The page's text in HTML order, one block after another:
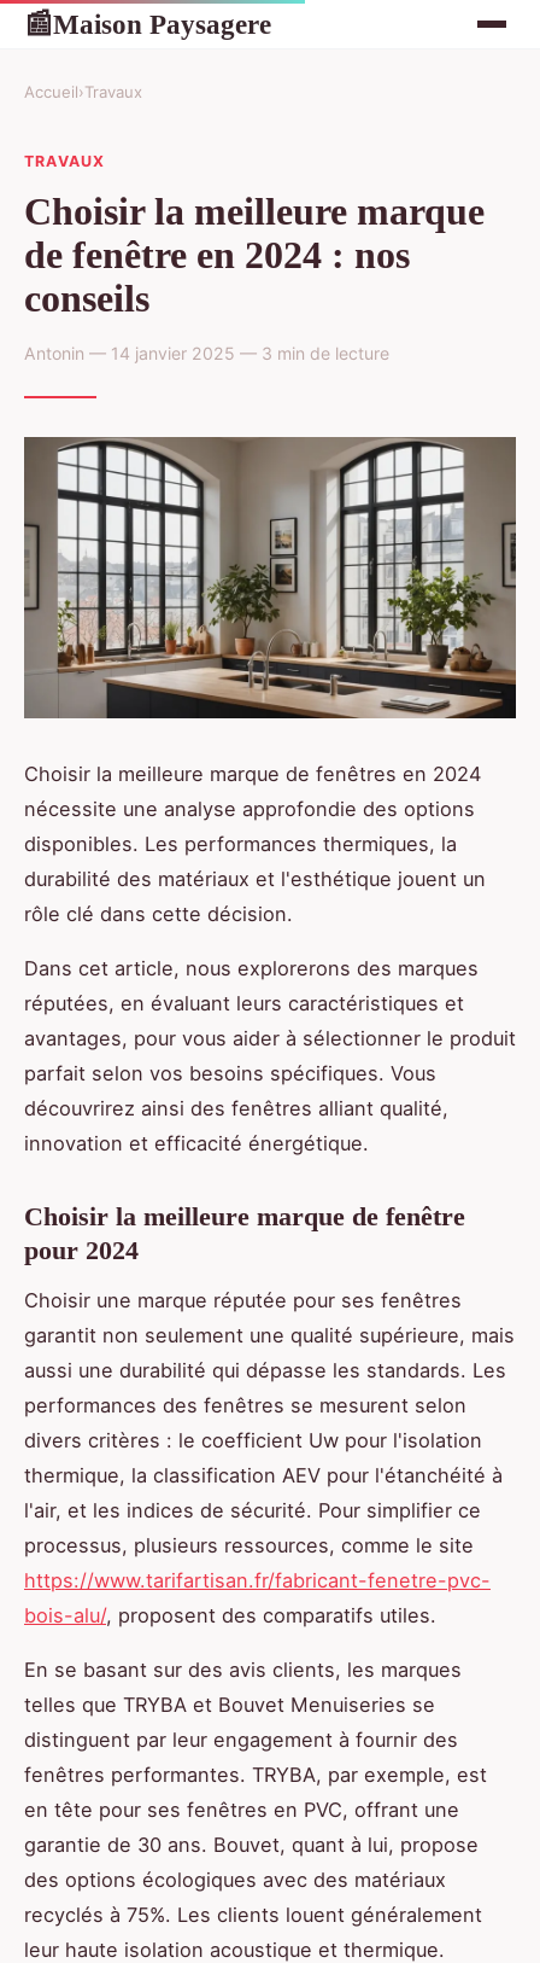
📰Maison Paysagere
Accueil›Travaux
TRAVAUX
Choisir la meilleure marque
de fenêtre en 2024 : nos
conseils
Antonin — 14 janvier 2025 — 3 min de lecture
Choisir la meilleure marque de fenêtres en 2024
nécessite une analyse approfondie des options
disponibles. Les performances thermiques, la
durabilité des matériaux et l'esthétique jouent un
rôle clé dans cette décision.
Dans cet article, nous explorerons des marques
réputées, en évaluant leurs caractéristiques et
avantages, pour vous aider à sélectionner le produit
parfait selon vos besoins spécifiques. Vous
découvrirez ainsi des fenêtres alliant qualité,
innovation et efficacité énergétique.
Choisir la meilleure marque de fenêtre
pour 2024
Choisir une marque réputée pour ses fenêtres
garantit non seulement une qualité supérieure, mais
aussi une durabilité qui dépasse les standards. Les
performances des fenêtres se mesurent selon
divers critères : le coefficient Uw pour l'isolation
thermique, la classification AEV pour l'étanchéité à
l'air, et les indices de sécurité. Pour simplifier ce
processus, plusieurs ressources, comme le site
https://www.tarifartisan.fr/fabricant-fenetre-pvc-
bois-alu/, proposent des comparatifs utiles.
En se basant sur des avis clients, les marques
telles que TRYBA et Bouvet Menuiseries se
distinguent par leur engagement à fournir des
fenêtres performantes. TRYBA, par exemple, est
en tête pour ses fenêtres en PVC, offrant une
garantie de 30 ans. Bouvet, quant à lui, propose
des options écologiques avec des matériaux
recyclés à 75%. Les clients louent généralement
leur haute isolation acoustique et thermique.